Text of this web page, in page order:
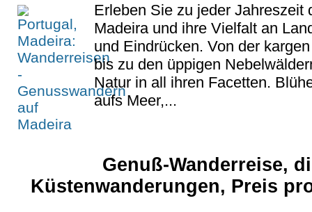
Erleben Sie zu jeder Jahreszeit
Madeira und ihre Vielfalt an
und Eindrücken. Von der
bis zu den üppigen
Natur in all ihren Facetten.
aufs Meer,...
Genuß-Wanderreise,
Küstenwanderungen, Preis